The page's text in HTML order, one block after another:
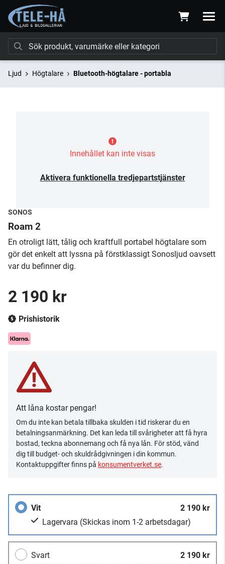
Ljud Högtalare Bluetooth-högtalare - portabla
Innehållet kan inte visas
Aktivera funktionella tredjepartstjänster
SONOS
Roam 2
En otroligt lätt, tålig och kraftfull portabel högtalare som
gör det enkelt att lyssna på förstklassigt Sonosljud oavsett
var du befinner dig.
2 190 kr
Prishistorik
Att låna kostar pengar!
Om du inte kan betala tillbaka skulden i tid riskerar du en
betalningsanmärkning. Det kan leda till svårigheter att få hyra
bostad, teckna abonnemang och få nya lån. För stöd, vänd
dig till budget- och skuldrådgivningen i din kommun.
Kontaktuppgifter finns på konsumentverket.se.
Vit
2 190 kr
Lagervara (Skickas inom 1-2 arbetsdagar)
Svart
2 190 kr